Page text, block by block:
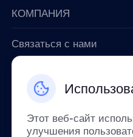
Этот веб-сайт
улучшения
КОМПАНИЯ
Связаться с нами